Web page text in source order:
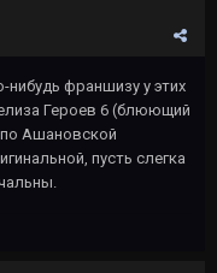
нибудь франшизу у этих
Героев 6 (блюющий
Ашановской
пусть слегка